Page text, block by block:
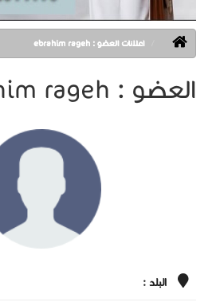
اعلانات العضو : ebrahim rageh
العضو : ebrahim rageh
البلد :